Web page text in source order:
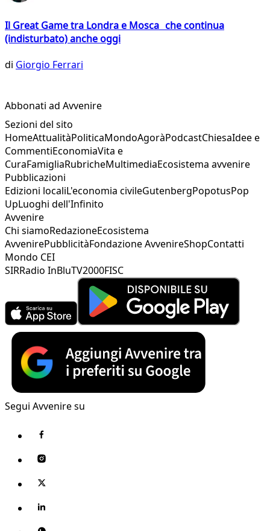
Il Great Game tra Londra e Mosca che continua
(indisturbato) anche oggi
di Giorgio Ferrari
Abbonati ad Avvenire
Sezioni del sito
HomeAttualitàPoliticaMondoAgoràPodcastChiesaIdee e
CommentiEconomiaVita e
CuraFamigliaRubricheMultimediaEcosistema avvenire
Pubblicazioni
Edizioni localiL'economia civileGutenbergPopotusPop
UpLuoghi dell'Infinito
Avvenire
Chi siamoRedazioneEcosistema
AvvenirePubblicitàFondazione AvvenireShopContatti
Mondo CEI
SIRRadio InBluTV2000FISC
Segui Avvenire su